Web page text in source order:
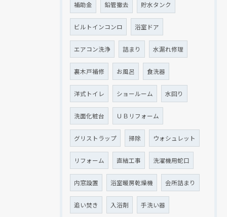
補助金 鉛管撤去 貯水タンク
ビルトインコンロ 浴室ドア
エアコン洗浄 詰まり 水漏れ修理
裏木戸補修 お風呂 食洗器
洋式トイレ ショールーム 水回り
洗面化粧台 ＵＢリフォーム
グリストラップ 掃除 ウォシュレット
リフォーム 直結工事 洗濯機用蛇口
内窓設置 浴室暖房乾燥機 会所詰まり
追い焚き 入浴剤 手洗い器